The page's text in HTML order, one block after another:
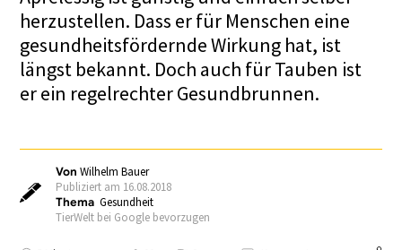
herzustellen. Dass er für Menschen eine
gesundheitsfördernde Wirkung hat, ist
längst bekannt. Doch auch für Tauben ist
er ein regelrechter Gesundbrunnen.
VonWilhelm Bauer
Publiziert am 16.08.2018
Thema Gesundheit
TierWelt bei Google bevorzugen